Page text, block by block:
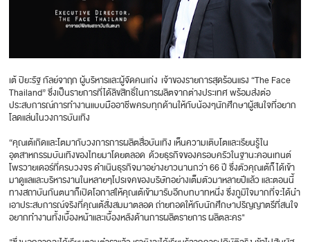
เต้ ปิยะรัฐ กัลย์จาฤก ผู้บริหารและผู้จัดคนเก่ง เจ้าของรายการสุดร้อนแรง “The Face
Thailand” ซึ่งเป็นรายการที่ได้ลิขสิทธิ์ในการผลิตจากต่างประเทศ พร้อมส่งต่อ
ประสบการณ์การทำงานแบบมืออาชีพครบทุกด้านให้กับน้องๆนักศึกษาผู้สนใจที่อยาก
โลดแล่นในวงการบันเทิง
“คุณเต้เกิดและโตมากับวงการการผลิตสื่อบันเทิง เห็นความเติบโตและเรียนรู้ใน
อุตสาหกรรมบันเทิงของไทยมาโดยตลอด ด้วยธุรกิจของครอบครัวในฐานะคอนเทนต์
โพรวายเดอร์ที่ครบวงจร ดำเนินธุรกิจมาอย่างยาวนานกว่า 66 ปี ซึ่งตัวคุณเต้ก็ได้เข้า
มาดูแลและบริหารงานในหลายๆโปรเจคของบริษัทอย่างเต็มตัวมาหลายปีแล้ว และตอนนี้
ทางสถาบันกันตนาก็เปิดโอกาสให้คุณเต้เข้ามารับอีกบทบาทหนึ่ง ซึ่งภูมิใจมากที่จะได้นำ
เอาประสบการณ์จริงที่คุณเต้สั่งสมมาตลอด ถ่ายทอดให้กับนักศึกษาปริญญาตรีที่สนใจ
อยากทำงานทั้งเบื้องหน้าและเบื้องหลังด้านการผลิตรายการ ผลิตละคร"